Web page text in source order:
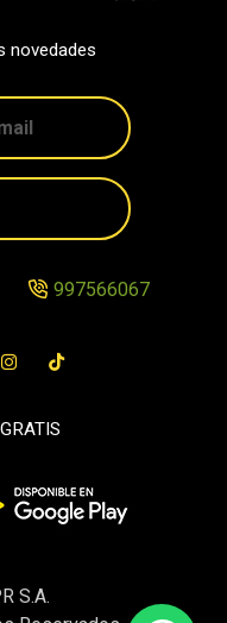
novedades
997566067
S.A.